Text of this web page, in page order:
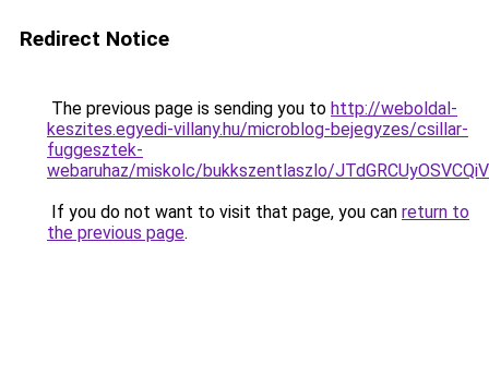
Redirect Notice
The previous page is sending you to http://weboldal-
keszites.egyedi-villany.hu/microblog-bejegyzes/csillar-
fuggesztek-
webaruhaz/miskolc/bukkszentlaszlo/
If you do not want to visit that page, you can return to
the previous page.